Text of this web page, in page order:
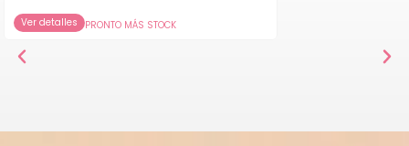
Ver detalles PRONTO MÁS STOCK